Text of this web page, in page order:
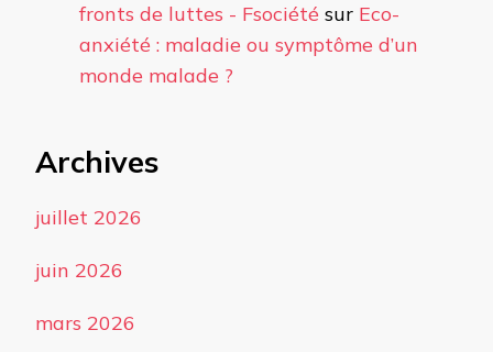
fronts de luttes - Fsociété sur Eco-
anxiété : maladie ou symptôme d’un
monde malade ?
Archives
juillet 2026
juin 2026
mars 2026